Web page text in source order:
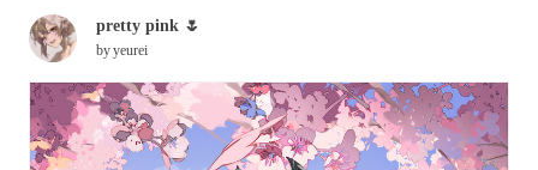
pretty pink 🌷
byyeurei